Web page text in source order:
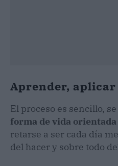
Aprender,
El proceso es sencillo,
forma de vida
retarse a ser cada día
del hacer y sobre todo